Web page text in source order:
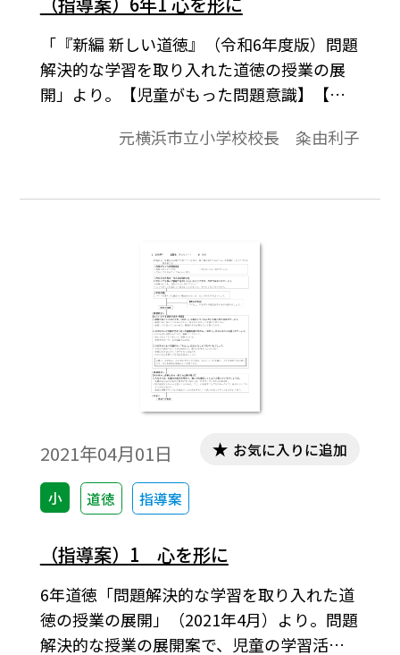
「『新編 新しい道徳』（令和6年度版）問題
解決的な学習を取り入れた道徳の授業の展
開」より。【児童がもった問題意識】【今
題】、展開などで1時間の学習指導案を構成
元横浜市立小学校校長 粂由利子
2021年04月01日
小 道徳 指導案
お気に入りに追加
（指導案）1 心を形に
6年道徳「問題解決的な学習を取り入れた道
徳の授業の展開」（2021年4月）より。問題
解決的な授業の展開案で、児童の学習活動